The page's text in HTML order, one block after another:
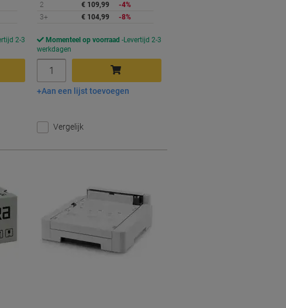
2-3
2
€ 109,99
-4%
3+
€ 104,99 -8%
Momenteel op voorraad
Levertijd 2-3
werkdagen
In winkelwagen
Aan een lijst toevoegen
Vergelijk